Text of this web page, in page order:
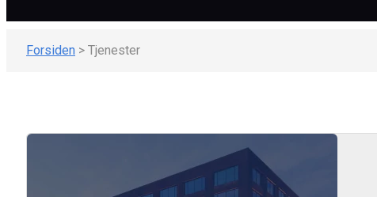
Forsiden > Tjenester